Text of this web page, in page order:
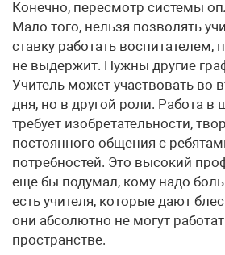
Конечно, пересмотр системы
Мало того, нельзя позволять
ставку работать воспитателем,
не выдержит. Нужны другие
Учитель может участвовать во
дня, но в другой роли. Работа в
требует изобретательности,
постоянного общения с
потребностей. Это высокий
еще бы подумал, кому надо
есть учителя, которые дают
они абсолютно не могут
пространстве.